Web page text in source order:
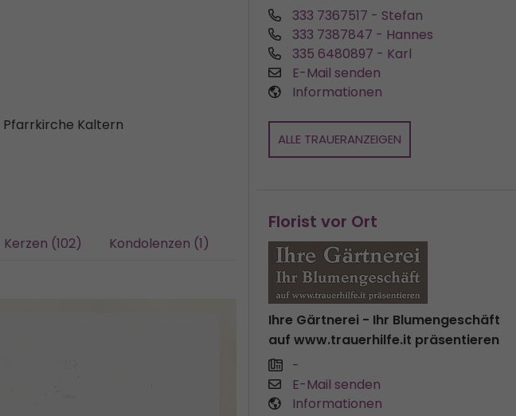
Pfarrkirche Kaltern
Kerzen (102) Kondolenzen (1)
333 7367517 - Stefan
333 7387847 - Hannes
335 6480897 - Karl
E-Mail senden
Informationen
ALLE TRAUERANZEIGEN
Florist vor Ort
Ihre Gärtnerei - Ihr Blumengeschäft
auf www.trauerhilfe.it präsentieren
-
E-Mail senden
Informationen